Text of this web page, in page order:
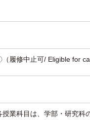
（履修中止可/ Eligible for
授業科目は、学部・研究科